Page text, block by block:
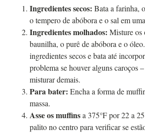
Ingredientes secos: Bata a farinha,
o tempero de abóbora e o sal em
Ingredientes molhados: Misture os
baunilha, o purê de abóbora e o
ingredientes secos e bata até
problema se houver alguns caroços
misturar demais.
Para bater: Encha a forma de
massa.
Asse os muffinsa 375°F por 22 a
palito no centro para verificar se